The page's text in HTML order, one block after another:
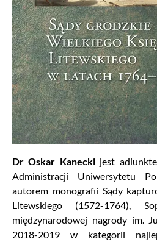
Dr Oskar Kanecki jest
Administracji Uniwersytetu
autorem monografii Sądy
Litewskiego (1572-1764),
międzynarodowej nagrody im.
2018-2019 w kategorii